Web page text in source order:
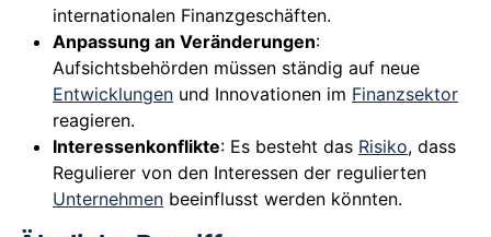
internationalen Finanzgeschäften.
Anpassung an Veränderungen:
Aufsichtsbehörden müssen ständig auf neue
Entwicklungen und Innovationen im Finanzsektor
reagieren.
Interessenkonflikte: Es besteht das Risiko, dass
Regulierer von den Interessen der regulierten
Unternehmen beeinflusst werden könnten.